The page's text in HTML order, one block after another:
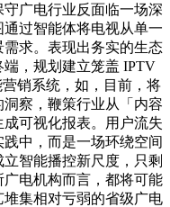
广电行业反面临一场深
过智能体将电视从单一
求。表现出务实的生态
，规划建立笼盖 IPTV
销系统，如，目前，将
察，鞭策行业从「内容
可视化报表。用户流失
中，而是一场环绕空间
智能播控新尺度，只剩
电机构而言，都将可能
集相对亏弱的省级广电